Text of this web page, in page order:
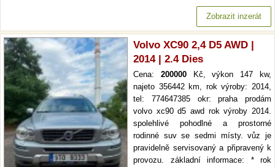
Zobrazit inzerát
Volvo XC90 2,4 D5 AWD |
2014 | 2.4 Dies
Cena: 200000Kč, výkon 147 kw,
najeto 356442 km, rok výroby: 2014,
tel: 774647385 okr: praha prodám
volvo xc90 d5 awd rok výroby 2014.
spolehlivé pohodlné a prostorné
rodinné suv se sedmi místy. vůz je
pravidelně servisovaný a připravený k
provozu. základní informace: * rok